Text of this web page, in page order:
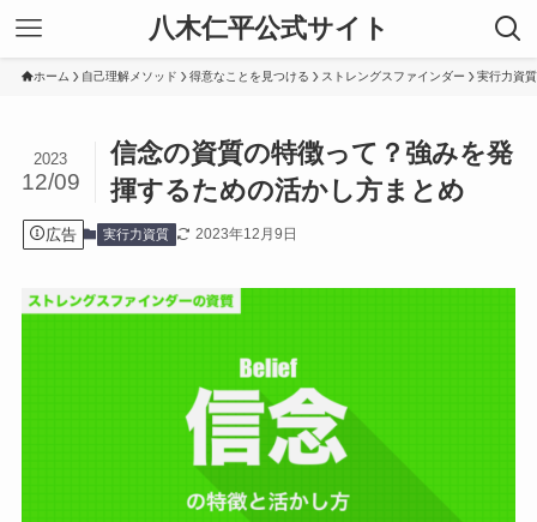
八木仁平公式サイト
ホーム 自己理解メソッド 得意なことを見つける ストレングスファインダー 実行力資質
信念の資質の特徴って？強みを発
揮するための活かし方まとめ
2023
12/09
広告 実行力資質 2023年12月9日